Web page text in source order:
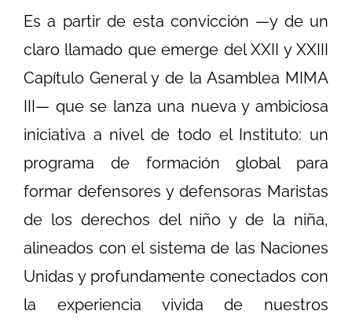
Es a partir de esta convicción —y de un
claro llamado que emerge del XXII y XXIII
Capítulo General y de la Asamblea MIMA
III— que se lanza una nueva y ambiciosa
iniciativa a nivel de todo el Instituto: un
programa de formación global para
formar defensores y defensoras Maristas
de los derechos del niño y de la niña,
alineados con el sistema de las Naciones
Unidas y profundamente conectados con
la experiencia vivida de nuestros